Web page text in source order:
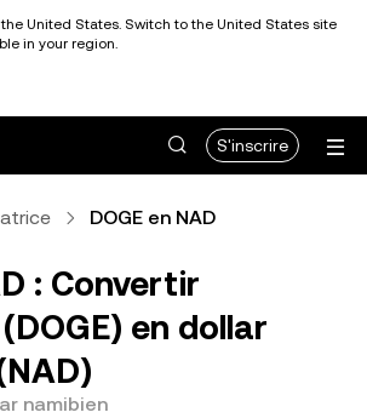
United States. Switch to the United States site
in your region.
S'inscrire
DOGE en NAD
: Convertir
en dollar
namibien